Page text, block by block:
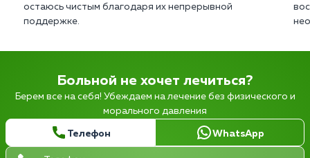
остаюсь чистым благодаря их непрерывной
поддержке.
Больной не хочет лечиться?
Берем все на себя! Убеждаем на лечение без физического и
морального давления
Телефон WhatsApp